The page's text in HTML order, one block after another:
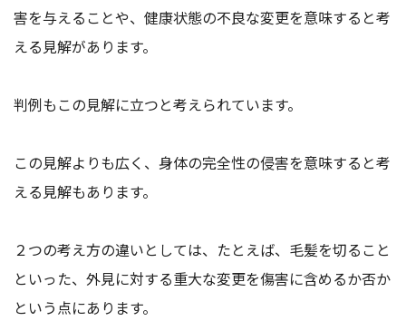
害を与えることや、健康状態の不良な変更を意味すると考
える見解があります。
判例もこの見解に立つと考えられています。
この見解よりも広く、身体の完全性の侵害を意味すると考
える見解もあります。
２つの考え方の違いとしては、たとえば、毛髪を切ること
といった、外見に対する重大な変更を傷害に含めるか否か
という点にあります。